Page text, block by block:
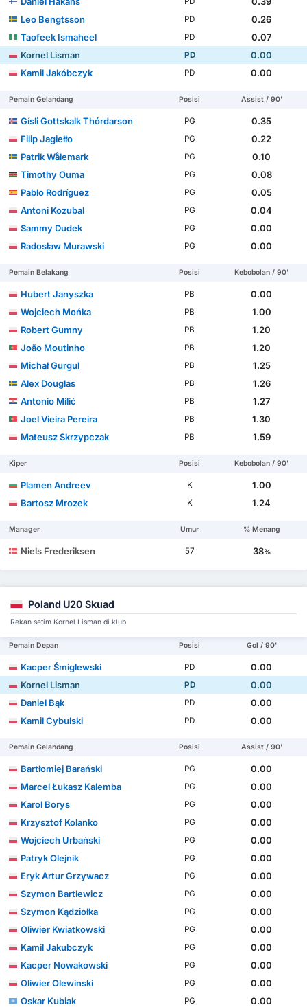
Leo Bengtsson
PD
0.26
Taofeek Ismaheel
PD
0.07
Kornel Lisman
PD
0.00
Kamil Jakóbczyk
PD 0.00
Pemain Gelandang Posisi Assist / 90'
Gísli Gottskalk Thórdarson PG
0.35
Filip Jagiełło
PG
0.22
Patrik Wålemark
PG
0.10
Timothy Ouma
PG
0.08
Pablo Rodríguez
PG
0.05
Antoni Kozubal
PG
0.04
Sammy Dudek
PG
0.00
Radosław Murawski
PG 0.00
Pemain Belakang Posisi Kebobolan / 90'
Hubert Janyszka PB
0.00
Wojciech Mońka
PB
1.00
Robert Gumny
PB
1.20
João Moutinho
PB
1.20
Michał Gurgul
PB
1.25
Alex Douglas
PB
1.26
Antonio Milić
PB
1.27
Joel Vieira Pereira
PB
1.30
Mateusz Skrzypczak
PB 1.59
Kiper Posisi Kebobolan / 90'
Plamen Andreev K
1.00
Bartosz Mrozek
K 1.24
Manager Umur % Menang
Niels Frederiksen 57 38%
Poland U20 Skuad
Rekan setim Kornel Lisman di klub
Pemain Depan Posisi Gol / 90'
Kacper Śmiglewski PD
0.00
Kornel Lisman
PD
0.00
Daniel Bąk
PD
0.00
Kamil Cybulski
PD 0.00
Pemain Gelandang Posisi Assist / 90'
Bartłomiej Barański PG
0.00
Marcel Łukasz Kalemba
PG
0.00
Karol Borys
PG
0.00
Krzysztof Kolanko
PG
0.00
Wojciech Urbański
PG
0.00
Patryk Olejnik
PG
0.00
Eryk Artur Grzywacz
PG
0.00
Szymon Bartlewicz
PG
0.00
Szymon Kądziołka
PG
0.00
Oliwier Kwiatkowski
PG
0.00
Kamil Jakubczyk
PG
0.00
Kacper Nowakowski
PG
0.00
Oliwier Olewinski
PG
0.00
Oskar Kubiak
PG 0.00